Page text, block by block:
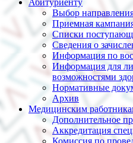
Абитуриенту
Выбор
Приемная
Списки
Сведения о
Информация по
Информация для
возможностями
Нормативные
Архив
Медицинским
Дополнительное
Аккредитация
Комиссия по